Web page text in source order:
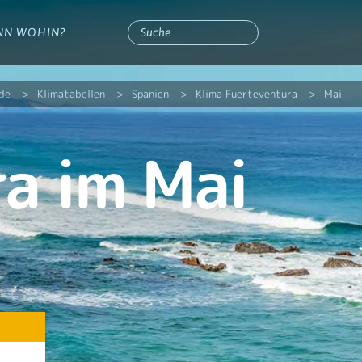
WOHIN?
im Mai
> Klimatabellen > Spanien > Klima Fuerteventura > Mai